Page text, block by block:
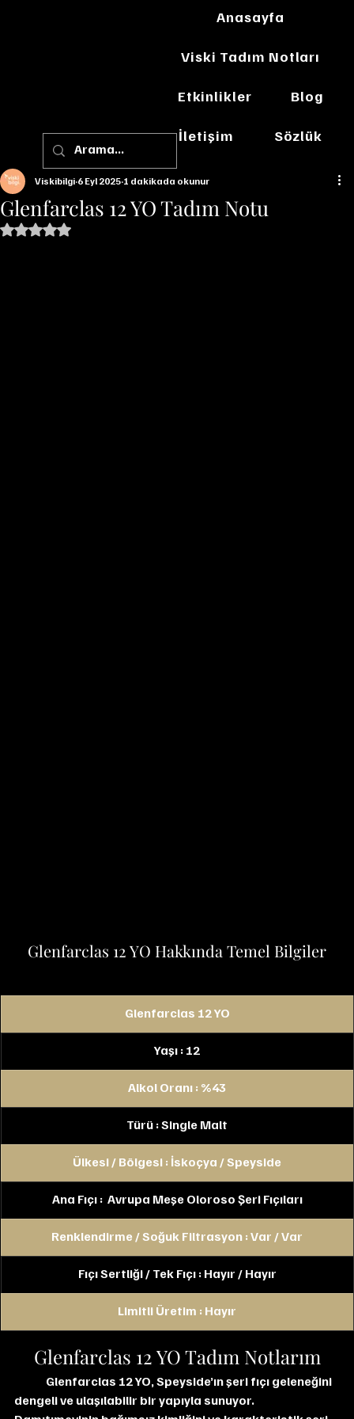
Anasayfa
Viski Tadım Notları
Etkinlikler Blog
İletişim Sözlük
Glenfarclas 12 YO Tadım Notu
Viskibilgi 6 Eyl 2025 1 dakikada okunur
5 üzerinden NaN yıldız
Glenfarclas 12 YO Hakkında Temel Bilgiler
Glenfarclas 12 YO
Yaşı : 12
Alkol Oranı : %43
Türü : Single Malt
Ülkesi / Bölgesi : İskoçya / Speyside
Ana Fıçı :  Avrupa Meşe Oloroso Şeri Fıçıları
Renklendirme / Soğuk Filtrasyon : Var / Var
Fıçı Sertliği / Tek Fıçı : Hayır / Hayır
Limitli Üretim : Hayır
Glenfarclas 12 YO Tadım Notlarım
dengeli ve ulaşılabilir bir yapıyla sunuyor.